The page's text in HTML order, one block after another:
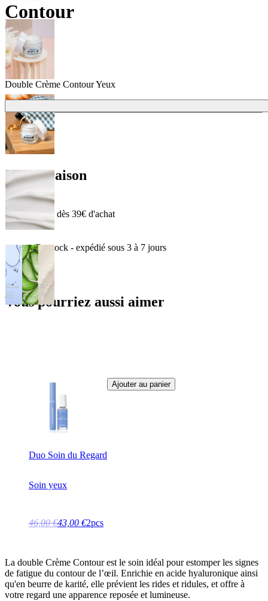
Contour
Yeux
Double Crème Contour Yeux
Livraison
Offerte dès 39€ d'achat
En stock - expédié sous 3 à 7 jours
Vous pourriez aussi aimer
Duo Soin du Regard
Soin yeux
46,00 €43,00 €2pcs
Ajouter au panier
La double Crème Contour est le soin idéal pour estomper les signes
de fatigue du contour de l’œil. Enrichie en acide hyaluronique ainsi
qu'en beurre de karité, elle prévient les rides et ridules, et offre à
votre regard une apparence reposée et lumineuse.